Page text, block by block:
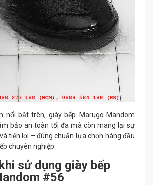
nổi bật trên, giày bếp Marugo Mandom
bảo an toàn tối đa mà còn mang lại sự
tiện lợi – đúng chuẩn lựa chọn hàng đầu
chuyên nghiệp.
sử dụng giày bếp
#56